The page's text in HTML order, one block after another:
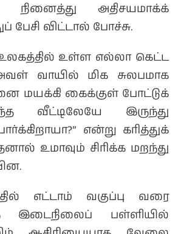
அதிசயமாக்க்
பேசி விட்டால் போச்சு.
உள்ள எல்லா கெட்ட
வாயில் மிக சுலபமாக
மயக்கி கைக்குள் போட்டுக்
வீட்டிலேயே இருந்து
என்று கரித்துக்
உமாவும் சிரிக்க மறந்து
எட்டாம் வகுப்பு வரை
இடைநிலைப் பள்ளியில்